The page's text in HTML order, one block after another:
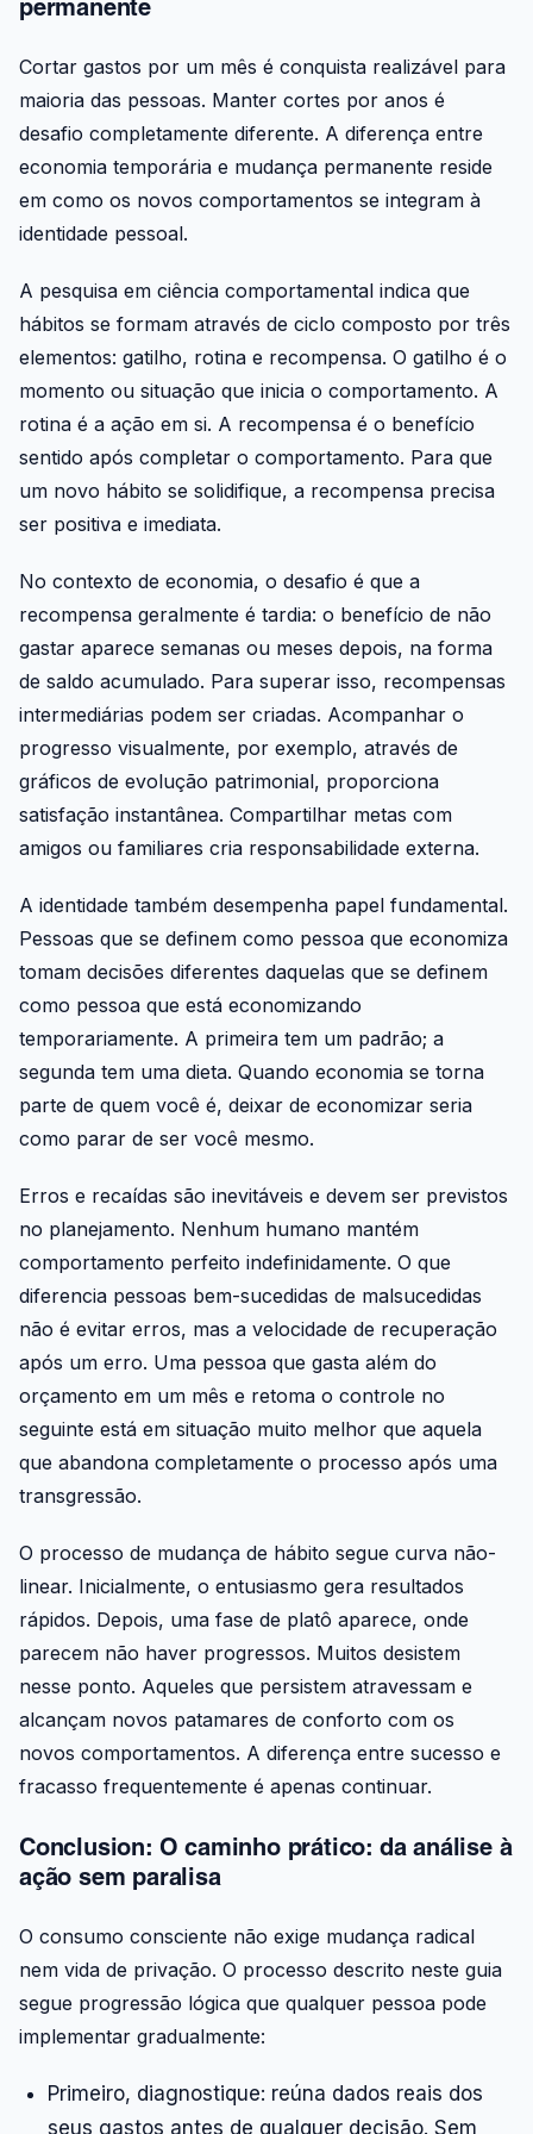
permanente
Cortar gastos por um mês é conquista realizável para
maioria das pessoas. Manter cortes por anos é
desafio completamente diferente. A diferença entre
economia temporária e mudança permanente reside
em como os novos comportamentos se integram à
identidade pessoal.
A pesquisa em ciência comportamental indica que
hábitos se formam através de ciclo composto por três
elementos: gatilho, rotina e recompensa. O gatilho é o
momento ou situação que inicia o comportamento. A
rotina é a ação em si. A recompensa é o benefício
sentido após completar o comportamento. Para que
um novo hábito se solidifique, a recompensa precisa
ser positiva e imediata.
No contexto de economia, o desafio é que a
recompensa geralmente é tardia: o benefício de não
gastar aparece semanas ou meses depois, na forma
de saldo acumulado. Para superar isso, recompensas
intermediárias podem ser criadas. Acompanhar o
progresso visualmente, por exemplo, através de
gráficos de evolução patrimonial, proporciona
satisfação instantânea. Compartilhar metas com
amigos ou familiares cria responsabilidade externa.
A identidade também desempenha papel fundamental.
Pessoas que se definem como pessoa que economiza
tomam decisões diferentes daquelas que se definem
como pessoa que está economizando
temporariamente. A primeira tem um padrão; a
segunda tem uma dieta. Quando economia se torna
parte de quem você é, deixar de economizar seria
como parar de ser você mesmo.
Erros e recaídas são inevitáveis e devem ser previstos
no planejamento. Nenhum humano mantém
comportamento perfeito indefinidamente. O que
diferencia pessoas bem-sucedidas de malsucedidas
não é evitar erros, mas a velocidade de recuperação
após um erro. Uma pessoa que gasta além do
orçamento em um mês e retoma o controle no
seguinte está em situação muito melhor que aquela
que abandona completamente o processo após uma
transgressão.
O processo de mudança de hábito segue curva não-
linear. Inicialmente, o entusiasmo gera resultados
rápidos. Depois, uma fase de platô aparece, onde
parecem não haver progressos. Muitos desistem
nesse ponto. Aqueles que persistem atravessam e
alcançam novos patamares de conforto com os
novos comportamentos. A diferença entre sucesso e
fracasso frequentemente é apenas continuar.
Conclusion: O caminho prático: da análise à
ação sem paralisa
O consumo consciente não exige mudança radical
nem vida de privação. O processo descrito neste guia
segue progressão lógica que qualquer pessoa pode
implementar gradualmente:
Primeiro, diagnostique: reúna dados reais dos
seus gastos antes de qualquer decisão. Sem